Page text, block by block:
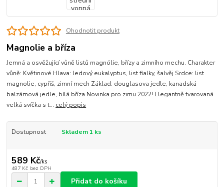
Ohodnotit produkt
Magnolie a bříza
Jemná a osvěžující vůně listů magnólie, břízy a zimního mechu. Charakter
vůně: Květinové Hlava: ledový eukalyptus, list fialky, šalvěj Srdce: list
magnolie, cypřiš, zimní mech Základ: douglasova jedle, kanadská
balzámová jedle, bílá bříza Novinka pro zimu 2022! Elegantně tvarovaná
velká svíčka s t... celý popis
Dostupnost Skladem 1 ks
589 Kč/ks
487 Kč bez DPH
Přidat do košíku